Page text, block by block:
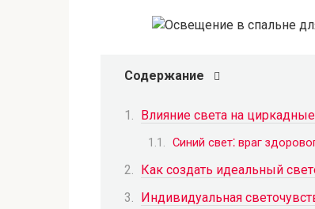
Содержание
Влияние света на
Синий свет⁚ враг
Как создать идеальный
Индивидуальная